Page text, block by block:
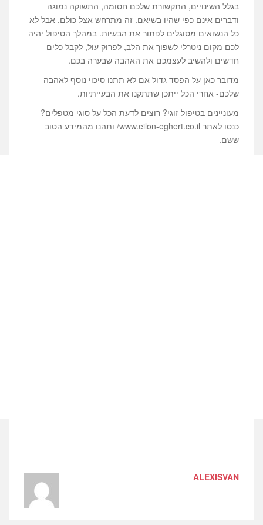
בגלל השינויים, התקשורת שלכם חסומה, התשוקה נמוגה
ודברים אינם כפי שהיו בשיאם. זה מתרחש אצל כולם, אבל לא
כל הנשואים מסוגלים לפתור את הבעיות. במהלך הטיפול יהיה
לכם מקום ניטרלי לשפוך את הלב, לפרוק עול, לקבל כלים
חדשים ולהשיב לעצמכם את האהבה שבערה בכם.
מדובר כאן על הפסד גדול אם לא תתנו סיכוי נוסף לאהבה
שלכם- אחרי הכל ייתכן שתתקנו את הבעייתיות.
מעוניינים בטיפול זוגי? רוצים לדעת הכל על סוגי מטפלים?
כנסו לאתר www.eilon-eghert.co.il/ ותהנו מהמידע הטוב
ששם.
ALEXISVAN